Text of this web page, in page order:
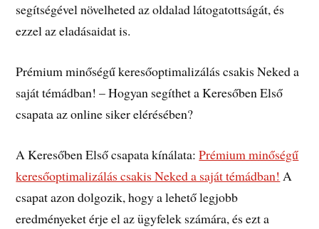
segítségével növelheted az oldalad látogatottságát, és
ezzel az eladásaidat is.
Prémium minőségű keresőoptimalizálás csakis Neked a
saját témádban! – Hogyan segíthet a Keresőben Első
csapata az online siker elérésében?
A Keresőben Első csapata kínálata:Prémium minőségű
keresőoptimalizálás csakis Neked a saját témádban! A
csapat azon dolgozik, hogy a lehető legjobb
eredményeket érje el az ügyfelek számára, és ezt a